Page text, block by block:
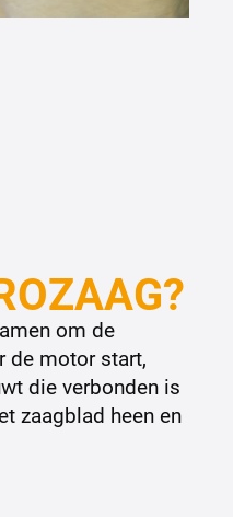
om de
de motor start,
die verbonden is
zaagblad heen en